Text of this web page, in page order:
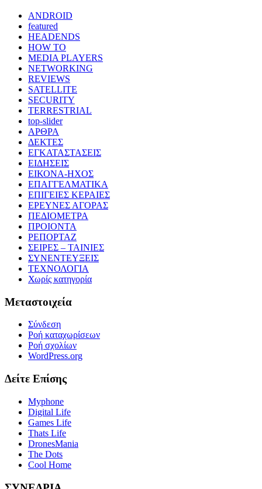
ANDROID
featured
HEADENDS
HOW TO
MEDIA PLAYERS
NETWORKING
REVIEWS
SATELLITE
SECURITY
TERRESTRIAL
top-slider
ΑΡΘΡΑ
ΔΕΚΤΕΣ
ΕΓΚΑΤΑΣΤΑΣΕΙΣ
ΕΙΔΗΣΕΙΣ
ΕΙΚΟΝΑ-ΗΧΟΣ
ΕΠΑΓΓΕΛΜΑΤΙΚΑ
ΕΠΙΓΕΙΕΣ ΚΕΡΑΙΕΣ
ΕΡΕΥΝΕΣ ΑΓΟΡΑΣ
ΠΕΔΙΟΜΕΤΡΑ
ΠΡΟΙΟΝΤΑ
ΡΕΠΟΡΤΑΖ
ΣΕΙΡΕΣ – ΤΑΙΝΙΕΣ
ΣΥΝΕΝΤΕΥΞΕΙΣ
ΤΕΧΝΟΛΟΓΙΑ
Χωρίς κατηγορία
Μεταστοιχεία
Σύνδεση
Ροή καταχωρίσεων
Ροή σχολίων
WordPress.org
Δείτε Επίσης
Myphone
Digital Life
Games Life
Thats Life
DronesMania
The Dots
Cool Home